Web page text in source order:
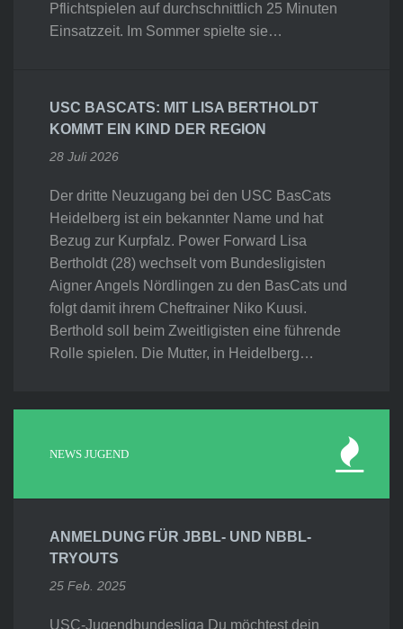
Pflichtspielen auf durchschnittlich 25 Minuten
Einsatzzeit. Im Sommer spielte sie…
USC BASCATS: MIT LISA BERTHOLDT
KOMMT EIN KIND DER REGION
28 Juli 2026
Der dritte Neuzugang bei den USC BasCats
Heidelberg ist ein bekannter Name und hat
Bezug zur Kurpfalz. Power Forward Lisa
Bertholdt (28) wechselt vom Bundesligisten
Aigner Angels Nördlingen zu den BasCats und
folgt damit ihrem Cheftrainer Niko Kuusi.
Berthold soll beim Zweitligisten eine führende
Rolle spielen. Die Mutter, in Heidelberg…
NEWS JUGEND
ANMELDUNG FÜR JBBL- UND NBBL-
TRYOUTS
25 Feb. 2025
USC-Jugendbundesliga Du möchtest dein